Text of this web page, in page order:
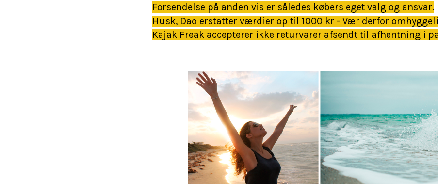
Forsendelse på anden vis er således købers eget valg og ansvar.
Husk, Dao erstatter værdier op til 1000 kr - Vær derfor
Kajak Freak accepterer ikke returvarer afsendt til afhentning i